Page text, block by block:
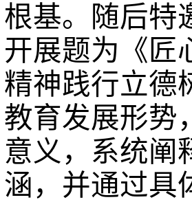
根基。随后特
开展题为《匠
精神践行立德
教育发展形势
意义，系统阐
涵，并通过具